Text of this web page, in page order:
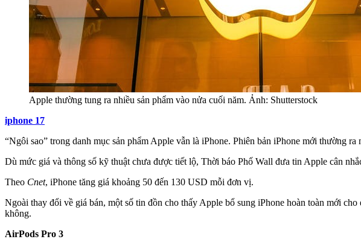
Apple thường tung ra nhiều sản phẩm vào nửa cuối năm. Ảnh: Shutterstock
iphone 17
“Ngôi sao” trong danh mục sản phẩm Apple vẫn là iPhone. Phiên bản iPhone mới thường
Dù mức giá và thông số kỹ thuật chưa được tiết lộ, Thời báo Phố Wall đưa tin Apple cân
Theo Cnet, iPhone tăng giá khoảng 50 đến 130 USD mỗi đơn vị.
Ngoài thay đổi về giá bán, một số tin đồn cho thấy Apple bổ sung iPhone hoàn toàn mới cho
không.
AirPods Pro 3